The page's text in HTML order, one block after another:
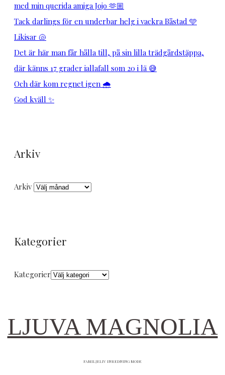
med min querida amiga Jojo 🫶🏼
Tack darlings för en underbar helg i vackra Båstad 🩵
Likisar 🐚
Det är här man får hålla till, på sin lilla trädgårdstäppa,
där känns 17 grader iallafall som 20 i lä 😅
Och där kom regnet igen 🌧️
God kväll ✨
Arkiv
Arkiv
Kategorier
Kategorier
LJUVA MAGNOLIA
FAMILJELIV INREDNING MODE